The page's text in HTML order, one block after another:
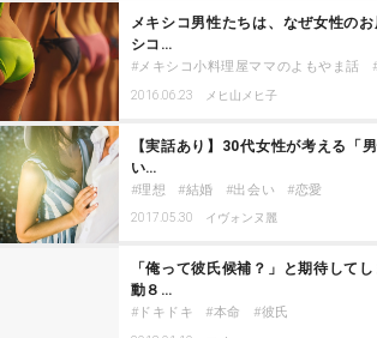
メキシコ男性たちは、なぜ女性の
シコ…
メキシコ小料理屋ママのよもやま話
2016.06.23 メヒ山メヒ子
【実話あり】30代女性が考える「
い…
理想 結婚 出会い 恋愛
2017.05.30 イヴォンヌ麗
「俺って彼氏候補？」と期待して
動８…
ドキドキ 本命 彼氏